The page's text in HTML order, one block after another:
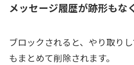
メッセージ履歴が跡形もな
ブロックされると、やり取り
もまとめて削除されます。